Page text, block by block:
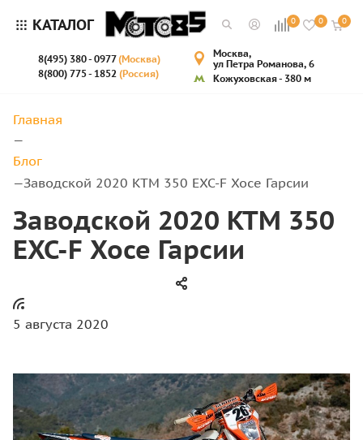
КАТАЛОГ 0 0 0
8(495) 380 - 0977(Москва)
8(800) 775 - 1852 (Россия)
Москва,
ул Петра Романова, 6
Кожуховская - 380 м
Главная
—
Блог
—Заводской 2020 KTM 350 EXC-F Хосе Гарсии
Заводской 2020 KTM 350
EXC-F Хосе Гарсии
5 августа 2020